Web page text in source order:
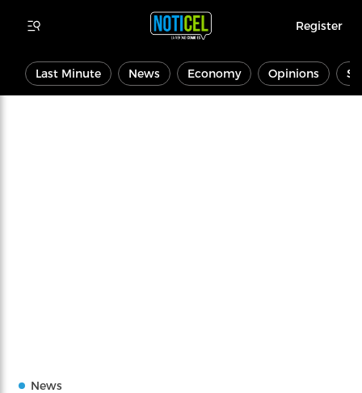
Register
Last Minute News Economy Opinions
News